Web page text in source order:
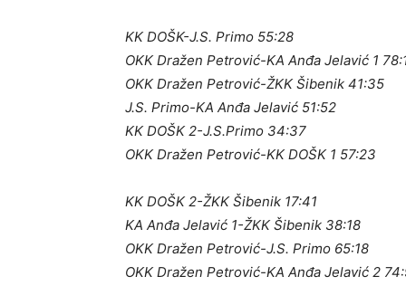
KK DOŠK-J.S. Primo 55:28
OKK Dražen Petrović-KA Anđa Jelavić 1
OKK Dražen Petrović-ŽKK Šibenik 41:35
J.S. Primo-KA Anđa Jelavić 51:52
KK DOŠK 2-J.S.Primo 34:37
OKK Dražen Petrović-KK DOŠK 1 57:23
KK DOŠK 2-ŽKK Šibenik 17:41
KA Anđa Jelavić 1-ŽKK Šibenik 38:18
OKK Dražen Petrović-J.S. Primo 65:18
OKK Dražen Petrović-KA Anđa Jelavić 2